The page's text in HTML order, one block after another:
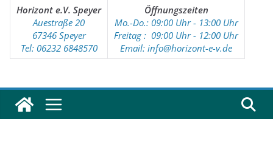
Horizont e.V. Speyer
Auestraße 20
67346 Speyer
Tel: 06232 6848570
Öffnungszeiten
Mo.-Do.: 09:00 Uhr - 13:00 Uhr
Freitag : 09:00 Uhr - 12:00 Uhr
Email: info@horizont-e-v.de